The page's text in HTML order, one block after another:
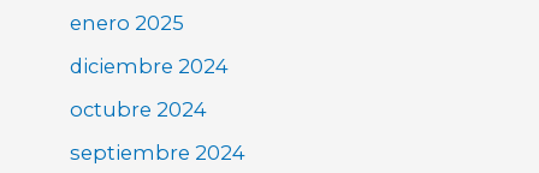
enero 2025
diciembre 2024
octubre 2024
septiembre 2024